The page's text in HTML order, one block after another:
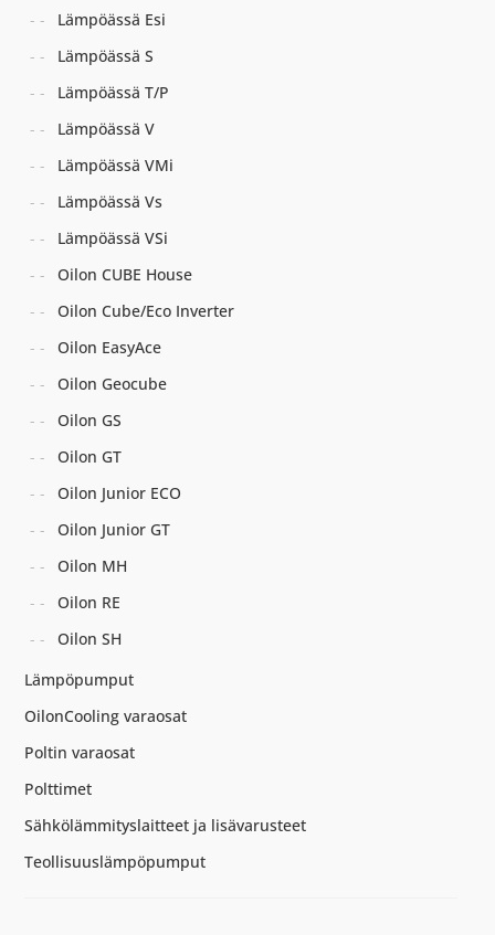
Lämpöässä Esi
Lämpöässä S
Lämpöässä T/P
Lämpöässä V
Lämpöässä VMi
Lämpöässä Vs
Lämpöässä VSi
Oilon CUBE House
Oilon Cube/Eco Inverter
Oilon EasyAce
Oilon Geocube
Oilon GS
Oilon GT
Oilon Junior ECO
Oilon Junior GT
Oilon MH
Oilon RE
Oilon SH
Lämpöpumput
OilonCooling varaosat
Poltin varaosat
Polttimet
Sähkölämmityslaitteet ja lisävarusteet
Teollisuuslämpöpumput